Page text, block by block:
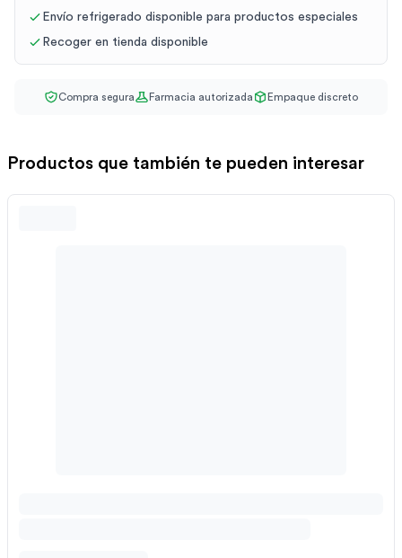
Envío refrigerado disponible para productos especiales
Recoger en tienda disponible
Compra segura Farmacia autorizada Empaque discreto
Productos que también te pueden interesar